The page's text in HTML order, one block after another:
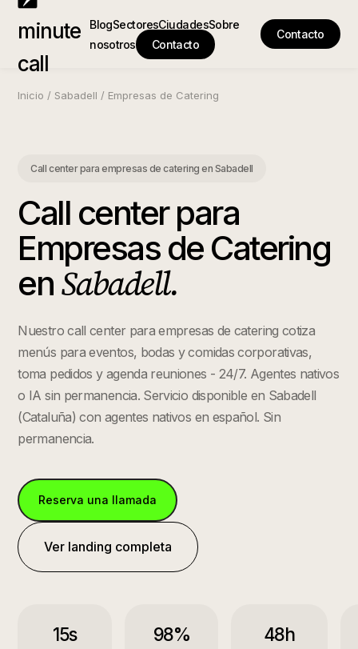
minute
call
BlogSectoresCiudadesSobre
nosotros
Contacto
Contacto
Inicio / Sabadell / Empresas de Catering
Call center para empresas de catering en Sabadell
Call center para
Empresas de Catering
enSabadell.
Nuestro call center para empresas de catering cotiza
menús para eventos, bodas y comidas corporativas,
toma pedidos y agenda reuniones - 24/7. Agentes nativos
o IA sin permanencia.Servicio disponible en Sabadell
(Cataluña) con agentes nativos en español. Sin
permanencia.
Reserva una llamada
Ver landing completa
15s 98% 48h